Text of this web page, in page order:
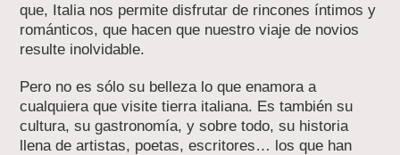
que, Italia nos permite disfrutar de rincones íntimos y
románticos, que hacen que nuestro viaje de novios
resulte inolvidable.
Pero no es sólo su belleza lo que enamora a
cualquiera que visite tierra italiana. Es también su
cultura, su gastronomía, y sobre todo, su historia
llena de artistas, poetas, escritores… los que han